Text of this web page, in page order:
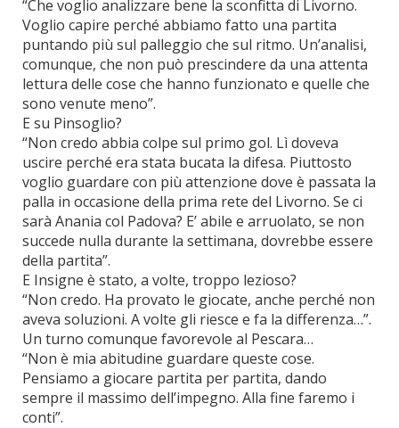
“Che voglio analizzare bene la sconfitta di Livorno.
Voglio capire perché abbiamo fatto una partita
puntando più sul palleggio che sul ritmo. Un’analisi,
comunque, che non può prescindere da una attenta
lettura delle cose che hanno funzionato e quelle che
sono venute meno”.
E su Pinsoglio?
“Non credo abbia colpe sul primo gol. Lì doveva
uscire perché era stata bucata la difesa. Piuttosto
voglio guardare con più attenzione dove è passata la
palla in occasione della prima rete del Livorno. Se ci
sarà Anania col Padova? E’ abile e arruolato, se non
succede nulla durante la settimana, dovrebbe essere
della partita”.
E Insigne è stato, a volte, troppo lezioso?
“Non credo. Ha provato le giocate, anche perché non
aveva soluzioni. A volte gli riesce e fa la differenza…”.
Un turno comunque favorevole al Pescara…
“Non è mia abitudine guardare queste cose.
Pensiamo a giocare partita per partita, dando
sempre il massimo dell’impegno. Alla fine faremo i
conti”.